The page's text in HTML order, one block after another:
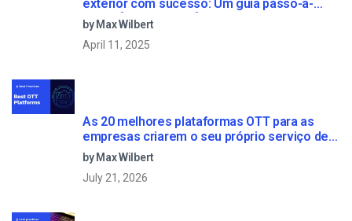
exterior com sucesso: Um guia passo-a-
passo [2021 Update]
by Max Wilbert
April 11, 2025
As 20 melhores plataformas OTT para as
empresas criarem o seu próprio serviço de
streaming (2026)
by Max Wilbert
July 21, 2026